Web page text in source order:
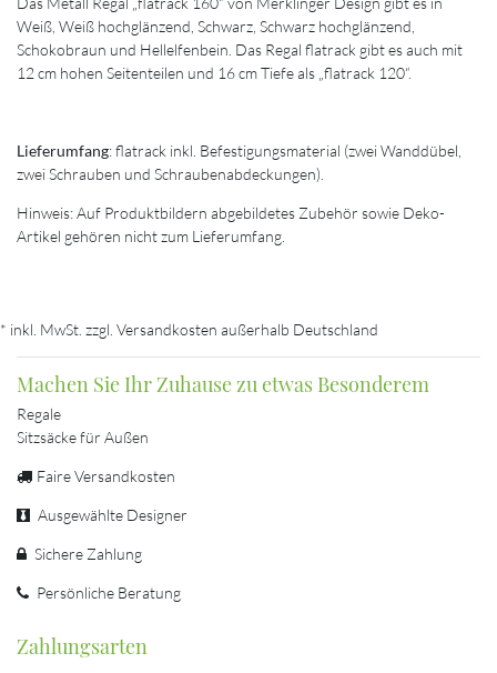
Weiß, Weiß hochglänzend, Schwarz, Schwarz hochglänzend,
Schokobraun und Hellelfenbein. Das Regal flatrack gibt es auch mit
12 cm hohen Seitenteilen und 16 cm Tiefe als „flatrack 120“.
Lieferumfang: flatrack inkl. Befestigungsmaterial (zwei Wanddübel,
zwei Schrauben und Schraubenabdeckungen).
Hinweis: Auf Produktbildern abgebildetes Zubehör sowie Deko-
Artikel gehören nicht zum Lieferumfang.
* inkl. MwSt. zzgl. Versandkosten außerhalb Deutschland
Machen Sie Ihr Zuhause zu etwas Besonderem
Regale
Sitzsäcke für Außen
Faire Versandkosten
Ausgewählte Designer
Sichere Zahlung
Persönliche Beratung
Zahlungsarten